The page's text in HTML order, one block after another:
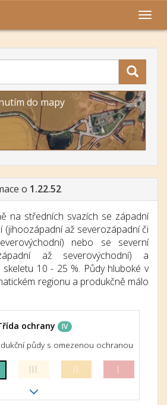
do mapy
o 1.22.52
na středních svazích se západní
(jihoozápadní až severozápadní či
nebo se severní
až severovýchodní) a
skeletu 10 - 25 %. Půdy hluboké v
regionu a produkčně málo
ochrany IV
půdy s omezenou ochranou
III. II. I.